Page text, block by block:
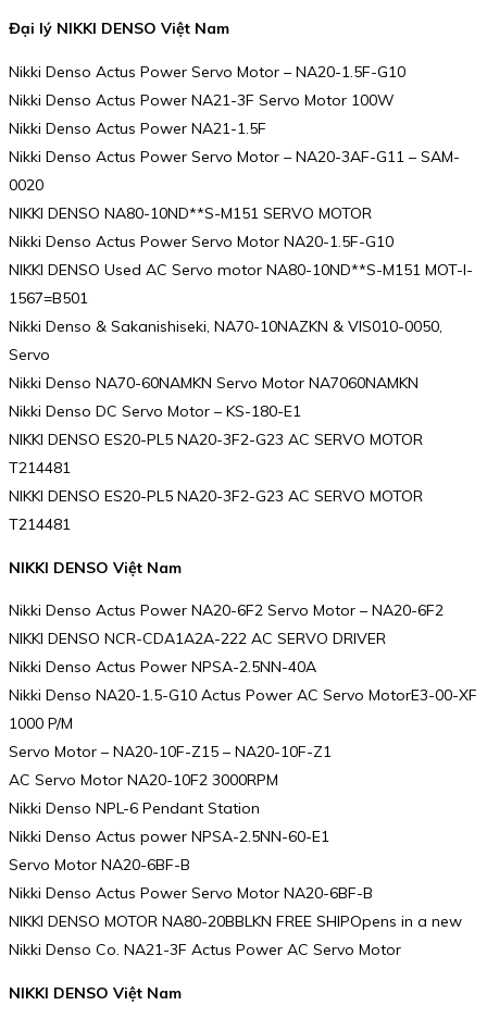
Đại lý NIKKI DENSO Việt Nam
Nikki Denso Actus Power Servo Motor – NA20-1.5F-G10
Nikki Denso Actus Power NA21-3F Servo Motor 100W
Nikki Denso Actus Power NA21-1.5F
Nikki Denso Actus Power Servo Motor – NA20-3AF-G11 – SAM-
0020
NIKKI DENSO NA80-10ND**S-M151 SERVO MOTOR
Nikki Denso Actus Power Servo Motor NA20-1.5F-G10
NIKKI DENSO Used AC Servo motor NA80-10ND**S-M151 MOT-I-
1567=B501
Nikki Denso & Sakanishiseki, NA70-10NAZKN & VIS010-0050,
Servo
Nikki Denso NA70-60NAMKN Servo Motor NA7060NAMKN
Nikki Denso DC Servo Motor – KS-180-E1
NIKKI DENSO ES20-PL5 NA20-3F2-G23 AC SERVO MOTOR
T214481
NIKKI DENSO ES20-PL5 NA20-3F2-G23 AC SERVO MOTOR
T214481
NIKKI DENSO Việt Nam
Nikki Denso Actus Power NA20-6F2 Servo Motor – NA20-6F2
NIKKI DENSO NCR-CDA1A2A-222 AC SERVO DRIVER
Nikki Denso Actus Power NPSA-2.5NN-40A
Nikki Denso NA20-1.5-G10 Actus Power AC Servo MotorE3-00-XF
1000 P/M
Servo Motor – NA20-10F-Z15 – NA20-10F-Z1
AC Servo Motor NA20-10F2 3000RPM
Nikki Denso NPL-6 Pendant Station
Nikki Denso Actus power NPSA-2.5NN-60-E1
Servo Motor NA20-6BF-B
Nikki Denso Actus Power Servo Motor NA20-6BF-B
NIKKI DENSO MOTOR NA80-20BBLKN FREE SHIPOpens in a new
Nikki Denso Co. NA21-3F Actus Power AC Servo Motor
NIKKI DENSO Việt Nam